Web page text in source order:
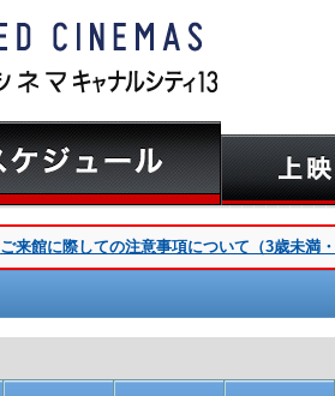
ご来館に際しての注意事項について（3歳未